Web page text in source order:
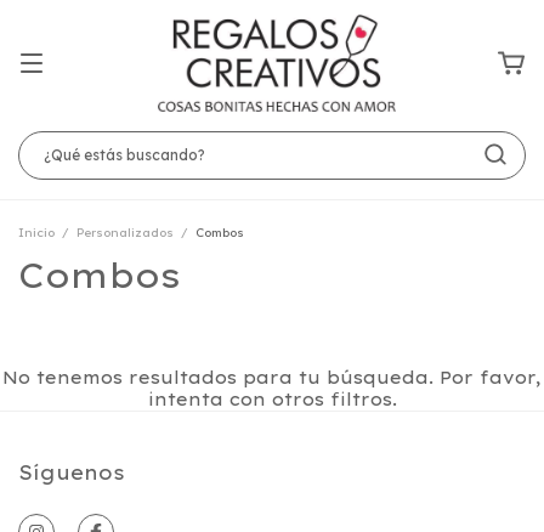
Inicio / Personalizados / Combos
Combos
No tenemos resultados para tu búsqueda. Por favor,
intenta con otros filtros.
Síguenos